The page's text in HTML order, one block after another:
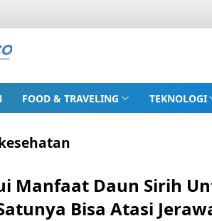
FOOD & TRAVELING TEKNOLOGI
Manfaat Daun Sirih
Bisa Atasi